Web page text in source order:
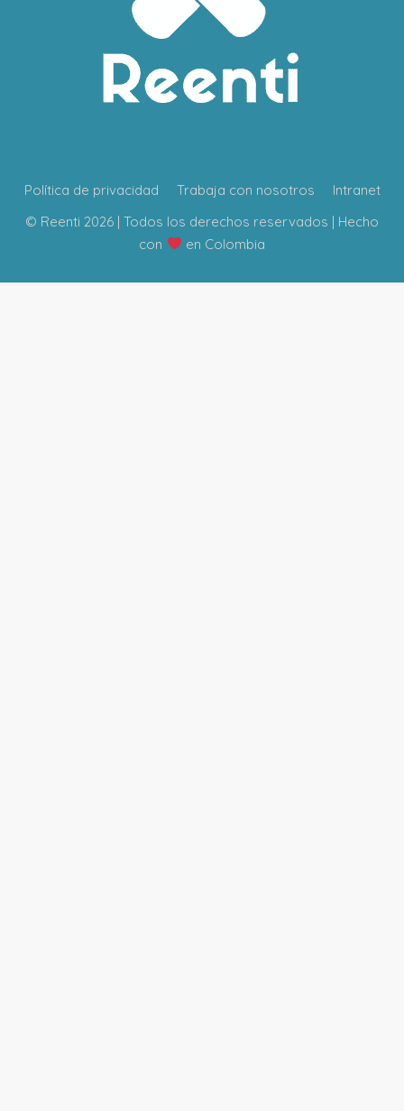
Política de privacidad Trabaja con nosotros
Intranet
© Reenti 2026 | Todos los derechos reservados | Hecho
con
en Colombia